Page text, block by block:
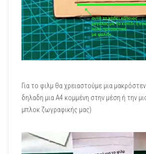
Για το φιλμ θα χρειαστούμε μια
δηλαδη μια Α4 κομμένη στην μέση ή την
μπλοκ ζωγραφικής μας)